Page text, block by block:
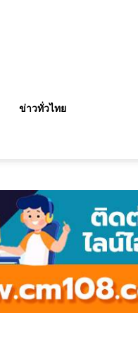
ข่าวทั่วไทย